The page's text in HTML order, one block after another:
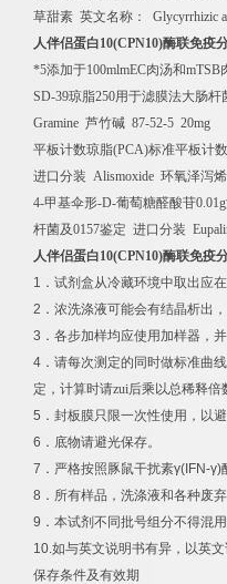
草甜素 英文名称：
Glycyrrhizic
人伴侣蛋白10(CPN10)酶联免疫
*5添加于100mlmEC肉汤和mTSB
SD-39琼脂250用于滤膜法大肠杆
Gramine 芦竹碱 87-52-5 20mg
平板计数琼脂(PCA)标准平板计
进口分装 Alismoxide 环氧泽泻烯
4-甲基伞形-D-葡萄糖醛酸苷0.01g
杆菌及0157鉴定 进口分装
人伴侣蛋白10(CPN10)酶联免疫
1 ．试剂盒从冷藏环境中取出应
2 ．浓洗涤液可能会有结晶析出
3 ．各步加样均应使用加样器，
4 ．请每次测定的同时做标准曲
定，计算时请zui后乘以总稀释倍
5 ．封板膜只限一次性使用，以
6 ．底物请避光保存。
7 ．严格按照豚鼠干扰素γ(IFN-γ)
8 ．所有样品，洗涤液和各种废
9 ．本试剂不同批号组分不得混
10.如与英文说明书有异，以英
保存条件及有效期